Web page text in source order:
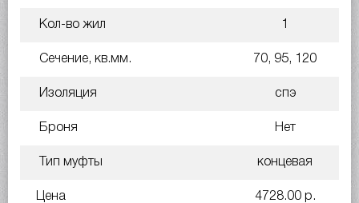
Кол-во жил 1
Сечение, кв.мм. 70, 95, 120
Изоляция спэ
Броня Нет
Тип муфты концевая
Цена 4728.00 р.